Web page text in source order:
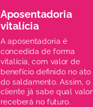
Aposentadoria
Aposentadoria
vitalícia
A aposentadoria é
concedida de forma
vitalícia, com valor de
benefício definido no ato
do saldamento. Assim, o
cliente já sabe qual valor
receberá no futuro.